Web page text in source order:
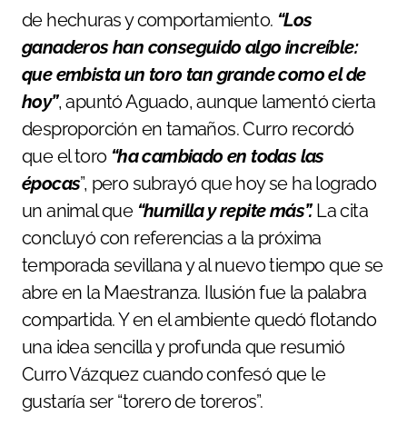
de hechuras y comportamiento. “Los
ganaderos han conseguido algo increíble:
que embista un toro tan grande como el de
hoy”, apuntó Aguado, aunque lamentó cierta
desproporción en tamaños. Curro recordó
que el toro “ha cambiado en todas las
épocas”, pero subrayó que hoy se ha logrado
un animal que “humilla y repite más”.La cita
concluyó con referencias a la próxima
temporada sevillana y al nuevo tiempo que se
abre en la Maestranza. Ilusión fue la palabra
compartida. Y en el ambiente quedó flotando
una idea sencilla y profunda que resumió
Curro Vázquez cuando confesó que le
gustaría ser “torero de toreros”.